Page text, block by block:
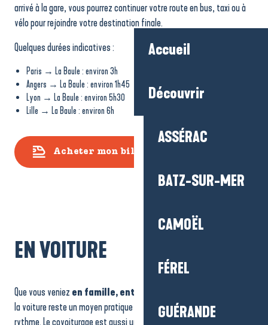
Accueil
Découvrir
ASSÉRAC
BATZ-SUR-MER
CAMOËL
FÉREL
GUÉRANDE
arrivé à la gare, vous pourrez continuer votre route en bus, taxi ou à
vélo pour rejoindre votre destination finale.
Quelques durées indicatives :
Paris → La Baule : environ 3h
Angers → La Baule : environ 1h45
Lyon → La Baule : environ 5h30
Lille → La Baule : environ 6h
Acheter mon billet
EN VOITURE
Que vous veniez en famille, entre amis ou en covoiturage,
la voiture reste un moyen pratique pour découvrir la région à votre
rythme. Le covoiturage est aussi une solution intéressante si vous